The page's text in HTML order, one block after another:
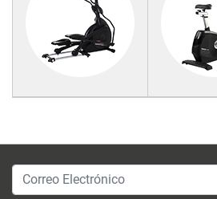
Correo Electrónico